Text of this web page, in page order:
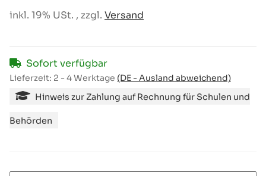
inkl. 19% USt. , zzgl. Versand
Sofort verfügbar
Lieferzeit: 2 - 4 Werktage (DE - Ausland abweichend)
Hinweis zur Zahlung auf Rechnung für Schulen und
Behörden